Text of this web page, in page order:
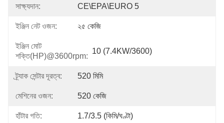
সাক্ষ্যদান: CE\EPA\EURO 5
ইঞ্জিন নেট ওজন: ২৫ কেজি
ইঞ্জিন মোট
শক্তি(HP)@3600rpm:
10 (7.4KW/3600)
ট্র্যাক সেন্টার দূরত্ব: 520 মিমি
মেশিনের ওজন: 520 কেজি
হাঁটার গতি: 1.7/3.5 (কিমি/ঘণ্টা)